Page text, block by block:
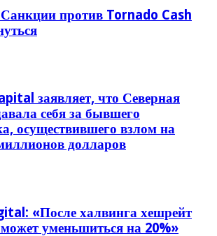
против Tornado Cash
заявляет, что Северная
себя за бывшего
осуществившего взлом на
долларов
«После халвинга хешрейт
уменьшиться на 20%»